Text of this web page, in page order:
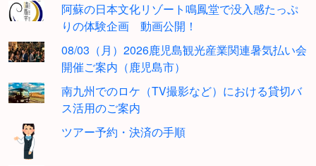
阿蘇の日本文化リゾート鳴鳳堂で没入感たっぷ
りの体験企画 動画公開！
08/03（月）2026鹿児島観光産業関連暑気払い会
開催ご案内（鹿児島市）
南九州でのロケ（TV撮影など）における貸切バ
ス活用のご案内
ツアー予約・決済の手順